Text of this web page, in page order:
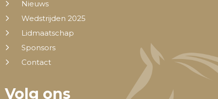
Nieuws
Wedstrijden 2025
Lidmaatschap
Sponsors
Contact
Volg ons